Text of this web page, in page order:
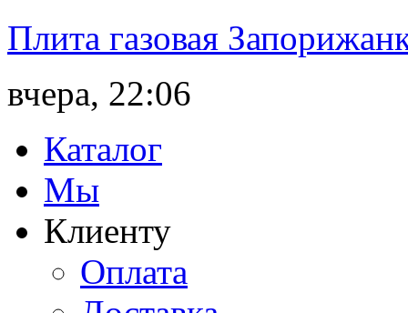
Плита газовая
вчера, 22:06
Каталог
Мы
Клиенту
Оплата